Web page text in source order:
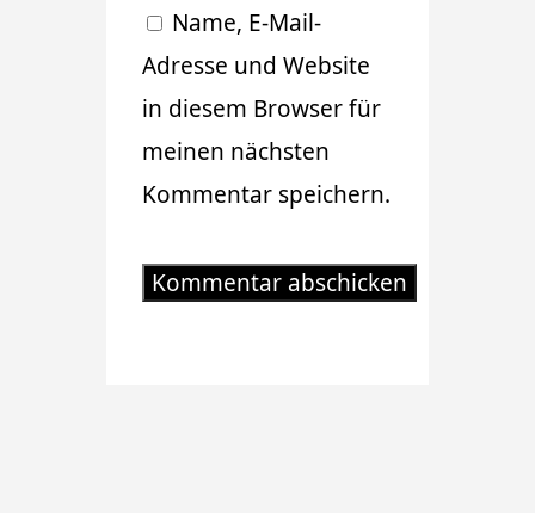
Name, E-Mail-
Adresse und Website
in diesem Browser für
meinen nächsten
Kommentar speichern.